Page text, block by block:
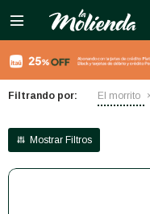

Filtrando por: El morrito